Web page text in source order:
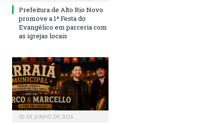
Prefeitura de Alto Rio Novo
promove a 1ª Festa do
Evangélico em parceria com
as igrejas locais
30 DE JUNHO DE 2026